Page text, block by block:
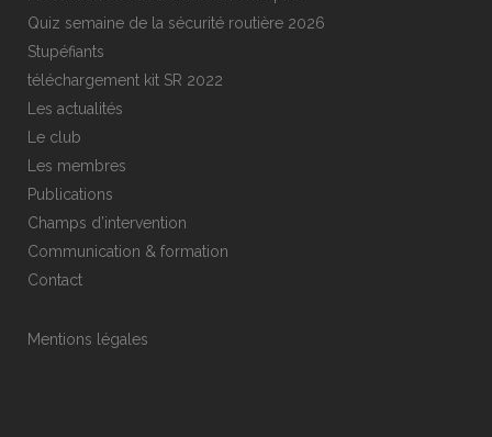
Quiz semaine de la sécurité routière 2026
Stupéfiants
téléchargement kit SR 2022
Les actualités
Le club
Les membres
Publications
Champs d’intervention
Communication & formation
Contact
Mentions légales